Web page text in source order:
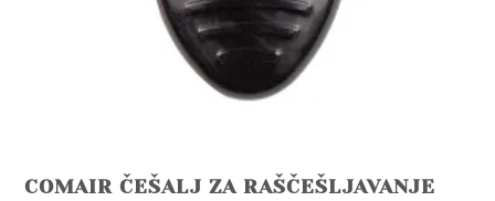
COMAIR ČEŠALJ ZA RAŠČEŠLJAVANJE